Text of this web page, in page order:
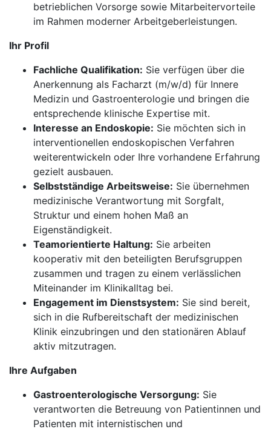
betrieblichen Vorsorge sowie Mitarbeitervorteile
im Rahmen moderner Arbeitgeberleistungen.
Ihr Profil
Fachliche Qualifikation: Sie verfügen über die
Anerkennung als Facharzt (m/w/d) für Innere
Medizin und Gastroenterologie und bringen die
entsprechende klinische Expertise mit.
Interesse an Endoskopie: Sie möchten sich in
interventionellen endoskopischen Verfahren
weiterentwickeln oder Ihre vorhandene Erfahrung
gezielt ausbauen.
Selbstständige Arbeitsweise: Sie übernehmen
medizinische Verantwortung mit Sorgfalt,
Struktur und einem hohen Maß an
Eigenständigkeit.
Teamorientierte Haltung: Sie arbeiten
kooperativ mit den beteiligten Berufsgruppen
zusammen und tragen zu einem verlässlichen
Miteinander im Klinikalltag bei.
Engagement im Dienstsystem: Sie sind bereit,
sich in die Rufbereitschaft der medizinischen
Klinik einzubringen und den stationären Ablauf
aktiv mitzutragen.
Ihre Aufgaben
Gastroenterologische Versorgung: Sie
verantworten die Betreuung von Patientinnen und
Patienten mit internistischen und